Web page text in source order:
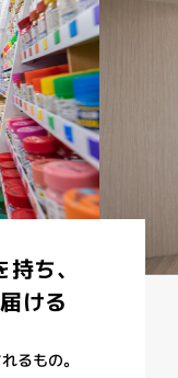
ち、
ける
るもの。